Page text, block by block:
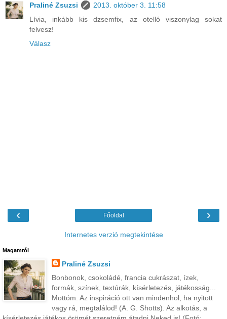
Praliné Zsuzsi
2013. október 3. 11:58
Lívia, inkább kis dzsemfix, az otelló viszonylag sokat
felvesz!
Válasz
‹ ›
Főoldal
Internetes verzió megtekintése
Magamról
Praliné Zsuzsi
Bonbonok, csokoládé, francia cukrászat, ízek,
formák, színek, textúrák, kísérletezés, játékosság...
Mottóm: Az inspiráció ott van mindenhol, ha nyitott
vagy rá, megtalálod! (A. G. Shotts). Az alkotás, a